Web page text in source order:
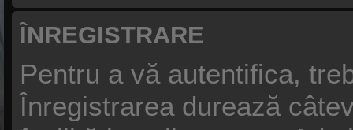
ÎNREGISTRARE
Pentru a vă autentifica,
Înregistrarea durează